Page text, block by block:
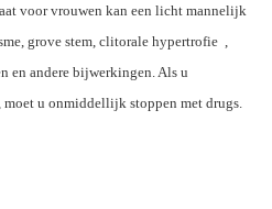
voor vrouwen kan een licht mannelijk
grove stem, clitorale hypertrofie ,
en andere bijwerkingen. Als u
u onmiddellijk stoppen met drugs.